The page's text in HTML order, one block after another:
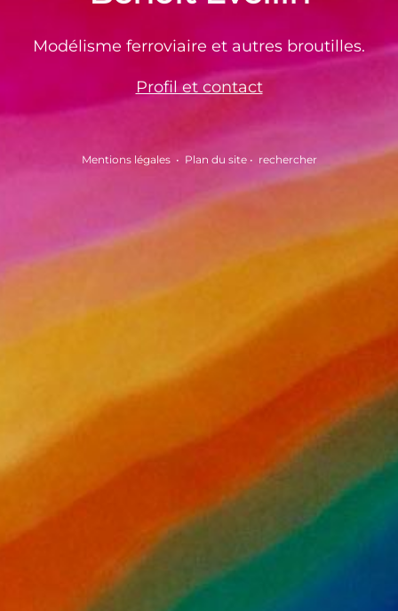
Modélisme ferroviaire et autres broutilles.
Profil et contact
Mentions légales • Plan du site • rechercher